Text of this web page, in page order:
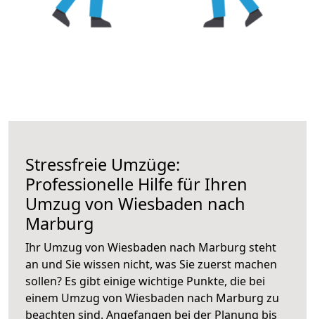
Stressfreie Umzüge:
Professionelle Hilfe für Ihren
Umzug von Wiesbaden nach
Marburg
Ihr Umzug von Wiesbaden nach Marburg steht
an und Sie wissen nicht, was Sie zuerst machen
sollen? Es gibt einige wichtige Punkte, die bei
einem Umzug von Wiesbaden nach Marburg zu
beachten sind. Angefangen bei der Planung bis